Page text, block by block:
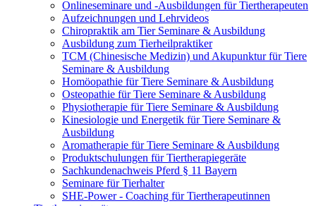
Onlineseminare und -Ausbildungen für Tiertherapeuten
Aufzeichnungen und Lehrvideos
Chiropraktik am Tier Seminare & Ausbildung
Ausbildung zum Tierheilpraktiker
TCM (Chinesische Medizin) und Akupunktur für Tiere
Seminare & Ausbildung
Homöopathie für Tiere Seminare & Ausbildung
Osteopathie für Tiere Seminare & Ausbildung
Physiotherapie für Tiere Seminare & Ausbildung
Kinesiologie und Energetik für Tiere Seminare &
Ausbildung
Aromatherapie für Tiere Seminare & Ausbildung
Produktschulungen für Tiertherapiegeräte
Sachkundenachweis Pferd § 11 Bayern
Seminare für Tierhalter
SHE-Power - Coaching für Tiertherapeutinnen